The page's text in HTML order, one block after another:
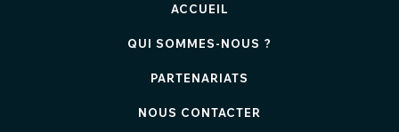
ACCUEIL
QUI SOMMES-NOUS ?
PARTENARIATS
NOUS CONTACTER